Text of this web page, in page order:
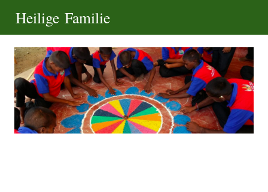
Heilige Familie